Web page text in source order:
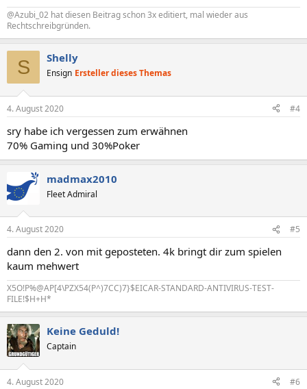
@Azubi_02 hat diesen Beitrag schon 3x editiert, mal wieder aus
Rechtschreibgründen.
S Shelly
Ensign Ersteller dieses Themas
4. August 2020 #4
sry habe ich vergessen zum erwähnen
70% Gaming und 30%Poker
madmax2010
Fleet Admiral
4. August 2020 #5
dann den 2. von mit geposteten. 4k bringt dir zum spielen
kaum mehwert
X5O!P%@AP[4\PZX54(P^)7CC)7}$EICAR-STANDARD-ANTIVIRUS-TEST-
FILE!$H+H*
Keine Geduld!
Captain
4. August 2020 #6